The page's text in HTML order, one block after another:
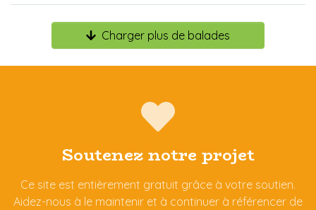
Charger plus de balades
Soutenez notre projet
Ce site est entièrement gratuit grâce à votre soutien.
Aidez-nous à le maintenir et à continuer à référencer de